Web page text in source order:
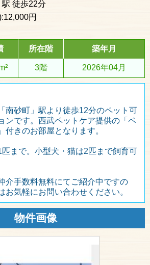
駅 徒歩22分
円
所在階 築年月
3階 2026年04月
南砂町」駅より徒歩12分のペット可
ンです。西武ペットケア提供の「ペ
付きのお部屋となります。
まで。小型犬・猫は2匹まで飼育可
介手数料無料にてご紹介中ですの
お気軽にお問い合わせください。
物件画像